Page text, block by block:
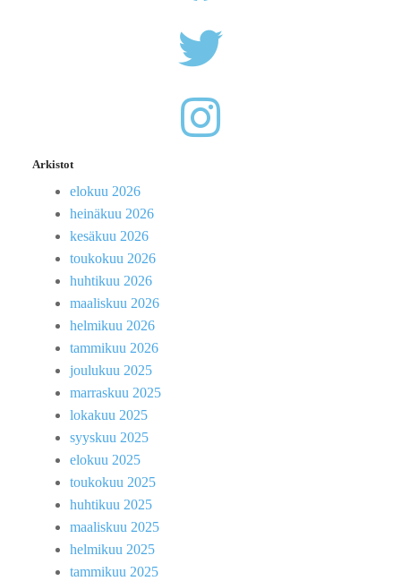
Arkistot
elokuu 2026
heinäkuu 2026
kesäkuu 2026
toukokuu 2026
huhtikuu 2026
maaliskuu 2026
helmikuu 2026
tammikuu 2026
joulukuu 2025
marraskuu 2025
lokakuu 2025
syyskuu 2025
elokuu 2025
toukokuu 2025
huhtikuu 2025
maaliskuu 2025
helmikuu 2025
tammikuu 2025